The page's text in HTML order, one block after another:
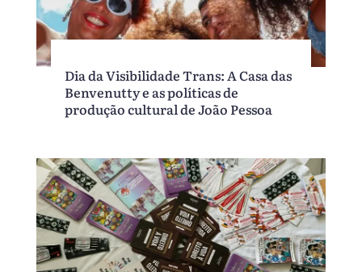
Dia da Visibilidade Trans: A Casa das
Benvenutty e as políticas de
produção cultural de João Pessoa